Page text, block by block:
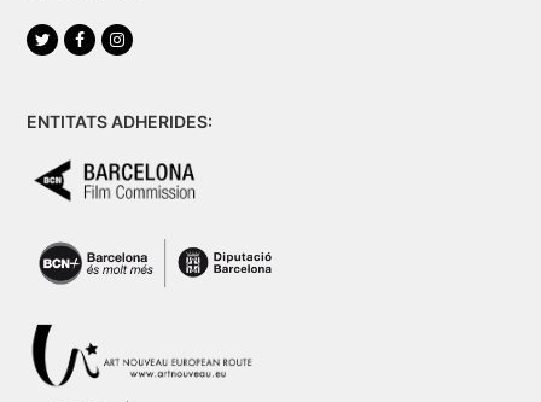
TwitterFacebookInstagram
ENTITATS ADHERIDES: